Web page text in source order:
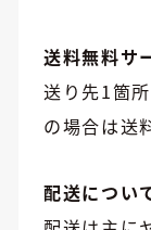
送料無料サ
送り先1箇
の場合は送
配送につい